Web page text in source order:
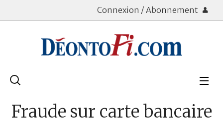
Connexion / Abonnement
Rechercher
Déontologie
Fraude sur carte bancaire